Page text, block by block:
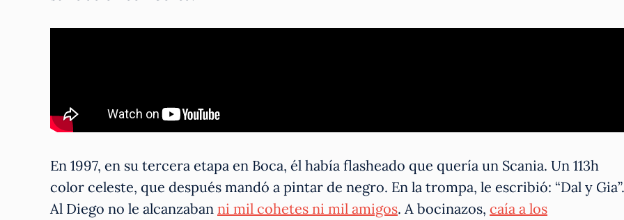
En 1997, en su tercera etapa en Boca, él había flasheado que quería un Scania. Un 113h
color celeste, que después mandó a pintar de negro. En la trompa, le escribió: “Dal y Gia”.
Al Diego no le alcanzaban ni mil cohetes ni mil amigos. A bocinazos, caía a los